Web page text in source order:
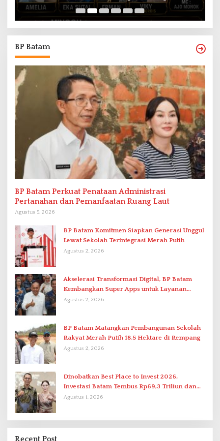
BP Batam
BP Batam Perkuat Penataan Administrasi
Pertanahan dan Pemanfaatan Ruang Laut
Agustus 5, 2026
BP Batam Komitmen Siapkan Generasi Unggul
Lewat Sekolah Terintegrasi Merah Putih
Agustus 2, 2026
Akselerasi Transformasi Digital, BP Batam
Kembangkan Super Apps untuk Layanan
Terpadu
Agustus 2, 2026
BP Batam Matangkan Pembangunan Sekolah
Rakyat Merah Putih 18,5 Hektare di Rempang
Agustus 2, 2026
Dinobatkan Best Place to Invest 2026,
Investasi Batam Tembus Rp69,3 Triliun dan
Ekonomi Tumbuh 6,76 Persen
Agustus 1, 2026
Recent Post